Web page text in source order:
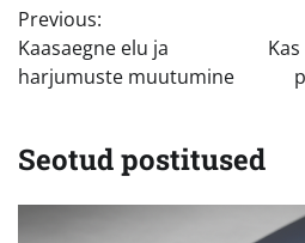
Previous:
Kaasaegne elu ja
harjumuste muutumine
Seotud postitused